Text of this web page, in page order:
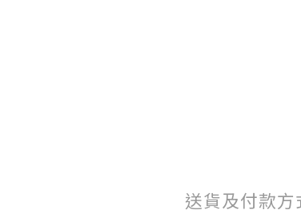
送貨及付款方